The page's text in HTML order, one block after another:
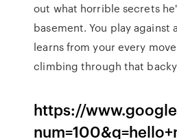
out what horrible secrets
basement. You play against
learns from your every
climbing through that
https://